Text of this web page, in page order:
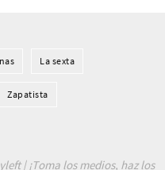
La sexta
Zapatista
| ¡Toma los medios, haz los